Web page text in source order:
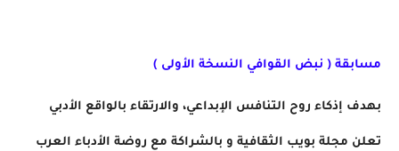
مسابقة ( نبض القوافي النسخة الأولى )